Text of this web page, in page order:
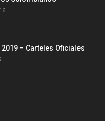
2019 – Carteles Oficiales